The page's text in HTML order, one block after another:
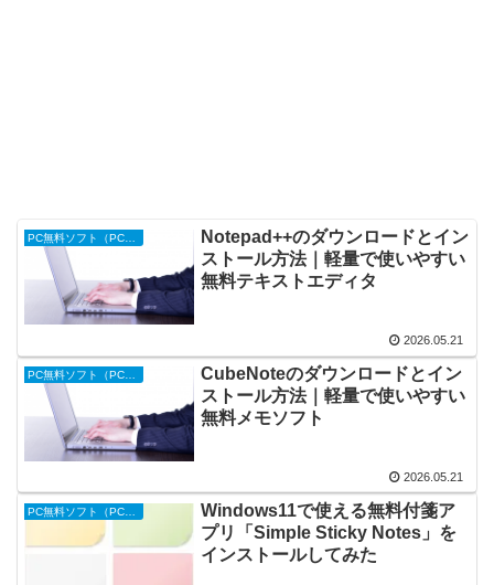
Notepad++のダウンロードとイン
ストール方法｜軽量で使いやすい
無料テキストエディタ
2026.05.21
CubeNoteのダウンロードとイン
ストール方法｜軽量で使いやすい
無料メモソフト
2026.05.21
Windows11で使える無料付箋ア
プリ「Simple Sticky Notes」を
インストールしてみた